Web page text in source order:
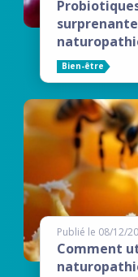
Bien-être
Publié le 08/12/
Comment